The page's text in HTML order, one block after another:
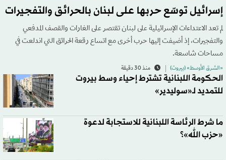
إسرائيل توسّع حربها على لبنان بالحرائق والتفجيرات
لم تعد الاعتداءات الإسرائيلية على لبنان تقتصر على الغارات والقصف المدفعي
والتفجيرات، إذ أضيفت إليها حرب أخرى مع اتساع رقعة الحرائق التي اندلعت في
مساحات شاسعة.
«الشرق الأوسط» (بيروت) منذ 30 دقيقة
الحكومة اللبنانية تشترط إحياء وسط بيروت
للتمديد لـ«سوليدير»
ما شرط الرئاسة اللبنانية للاستجابة لدعوة
«حزب الله»؟